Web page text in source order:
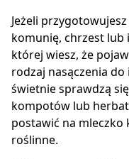
Jeżeli
komunię, chrzest lub
której wiesz, że
rodzaj nasączenia
świetnie sprawdzą
kompotów lub
postawić na
roślinne.